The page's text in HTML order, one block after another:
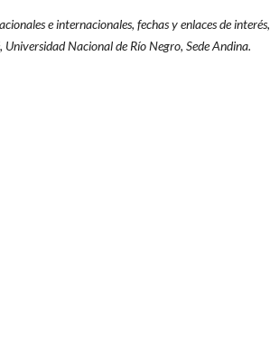
e internacionales, fechas y enlaces de interés,
Nacional de Río Negro, Sede Andina.